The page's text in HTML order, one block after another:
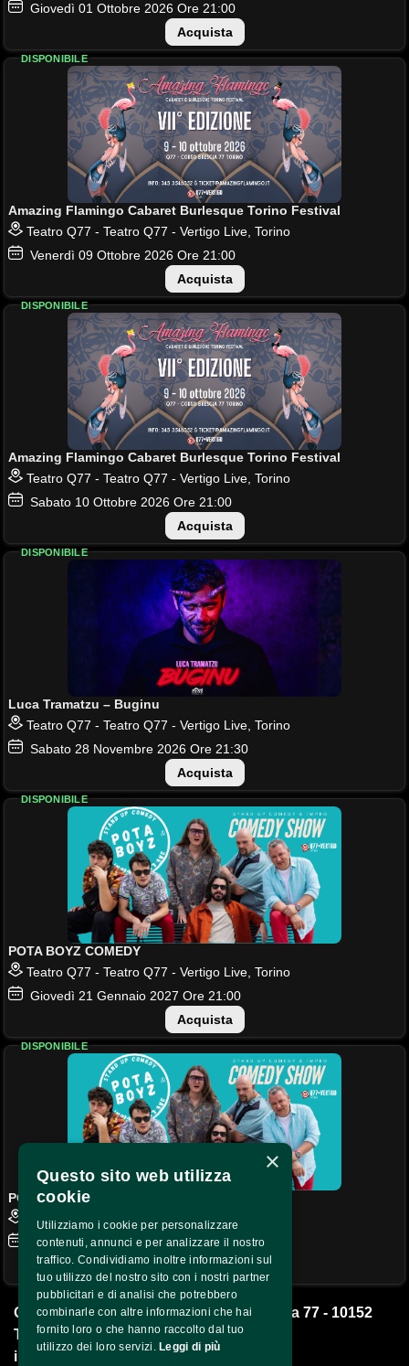
Giovedì 01 Ottobre 2026 Ore 21:00
Acquista
Amazing Flamingo Cabaret Burlesque Torino Festival
Teatro Q77 - Teatro Q77 - Vertigo Live, Torino
Venerdì 09 Ottobre 2026 Ore 21:00
DISPONIBILE
Acquista
Amazing Flamingo Cabaret Burlesque Torino Festival
Teatro Q77 - Teatro Q77 - Vertigo Live, Torino
Sabato 10 Ottobre 2026 Ore 21:00
DISPONIBILE
Acquista
Luca Tramatzu – Buginu
Teatro Q77 - Teatro Q77 - Vertigo Live, Torino
Sabato 28 Novembre 2026 Ore 21:30
DISPONIBILE
Acquista
POTA BOYZ COMEDY
Teatro Q77 - Teatro Q77 - Vertigo Live, Torino
Giovedì 21 Gennaio 2027 Ore 21:00
DISPONIBILE
Acquista
POTA BOYZ COMEDY
Teatro Q77 - Teatro Q77 - Vertigo Live, Torino
Giovedì 22Aprile 2027 Ore 21:00
DISPONIBILE
Acquista
Q77 Impresa Sociale S.r.l. - Corso Brescia 77 - 10152
Torino -
info@qsettantasette.com
×
Questo sito web utilizza
cookie
Utilizziamo i cookie per personalizzare
contenuti, annunci e per analizzare il nostro
traffico. Condividiamo inoltre informazioni sul
tuo utilizzo del nostro sito con i nostri partner
pubblicitari e di analisi che potrebbero
combinarle con altre informazioni che hai
fornito loro o che hanno raccolto dal tuo
utilizzo dei loro servizi. Leggi di più